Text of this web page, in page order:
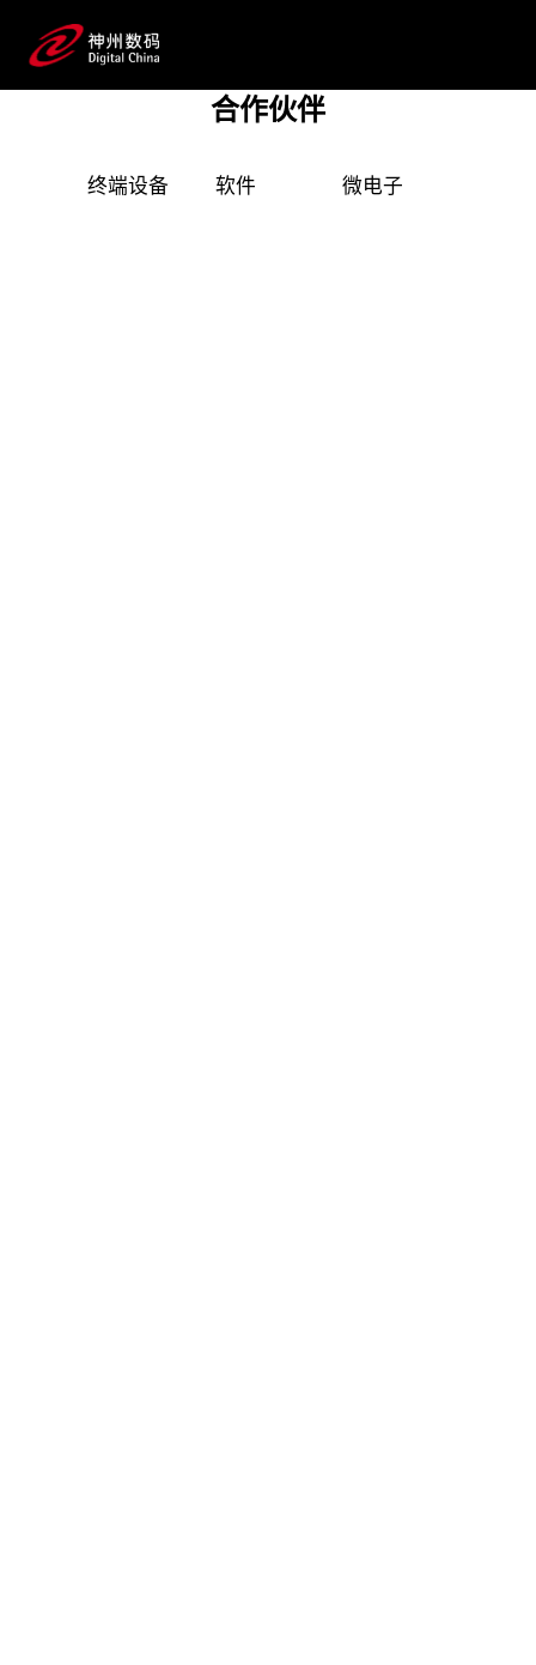
产品技术伙伴
二十余年来，j9集团数码始终保持与全球顶尖科技
公司的长期深度合作，构建起覆盖企业数字化转
合作伙伴
终端设备 软件 微电子